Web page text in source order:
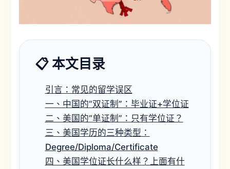
📋 本文目录
引言：常见的留学误区
一、中国的“双证制”：毕业证+学位证
二、美国的“单证制”：只有学位证？
三、美国学历的三种类型：
Degree/Diploma/Certificate
四、美国学位证长什么样？上面有什